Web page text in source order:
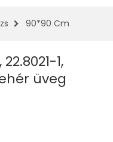
90*90 Cm
1,
üveg